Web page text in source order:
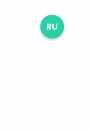
RU